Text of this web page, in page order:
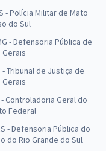
- Polícia Militar de Mato
do Sul
- Defensoria Pública de
Gerais
- Tribunal de Justiça de
Gerais
- Controladoria Geral do
Federal
- Defensoria Pública do
do Rio Grande do Sul